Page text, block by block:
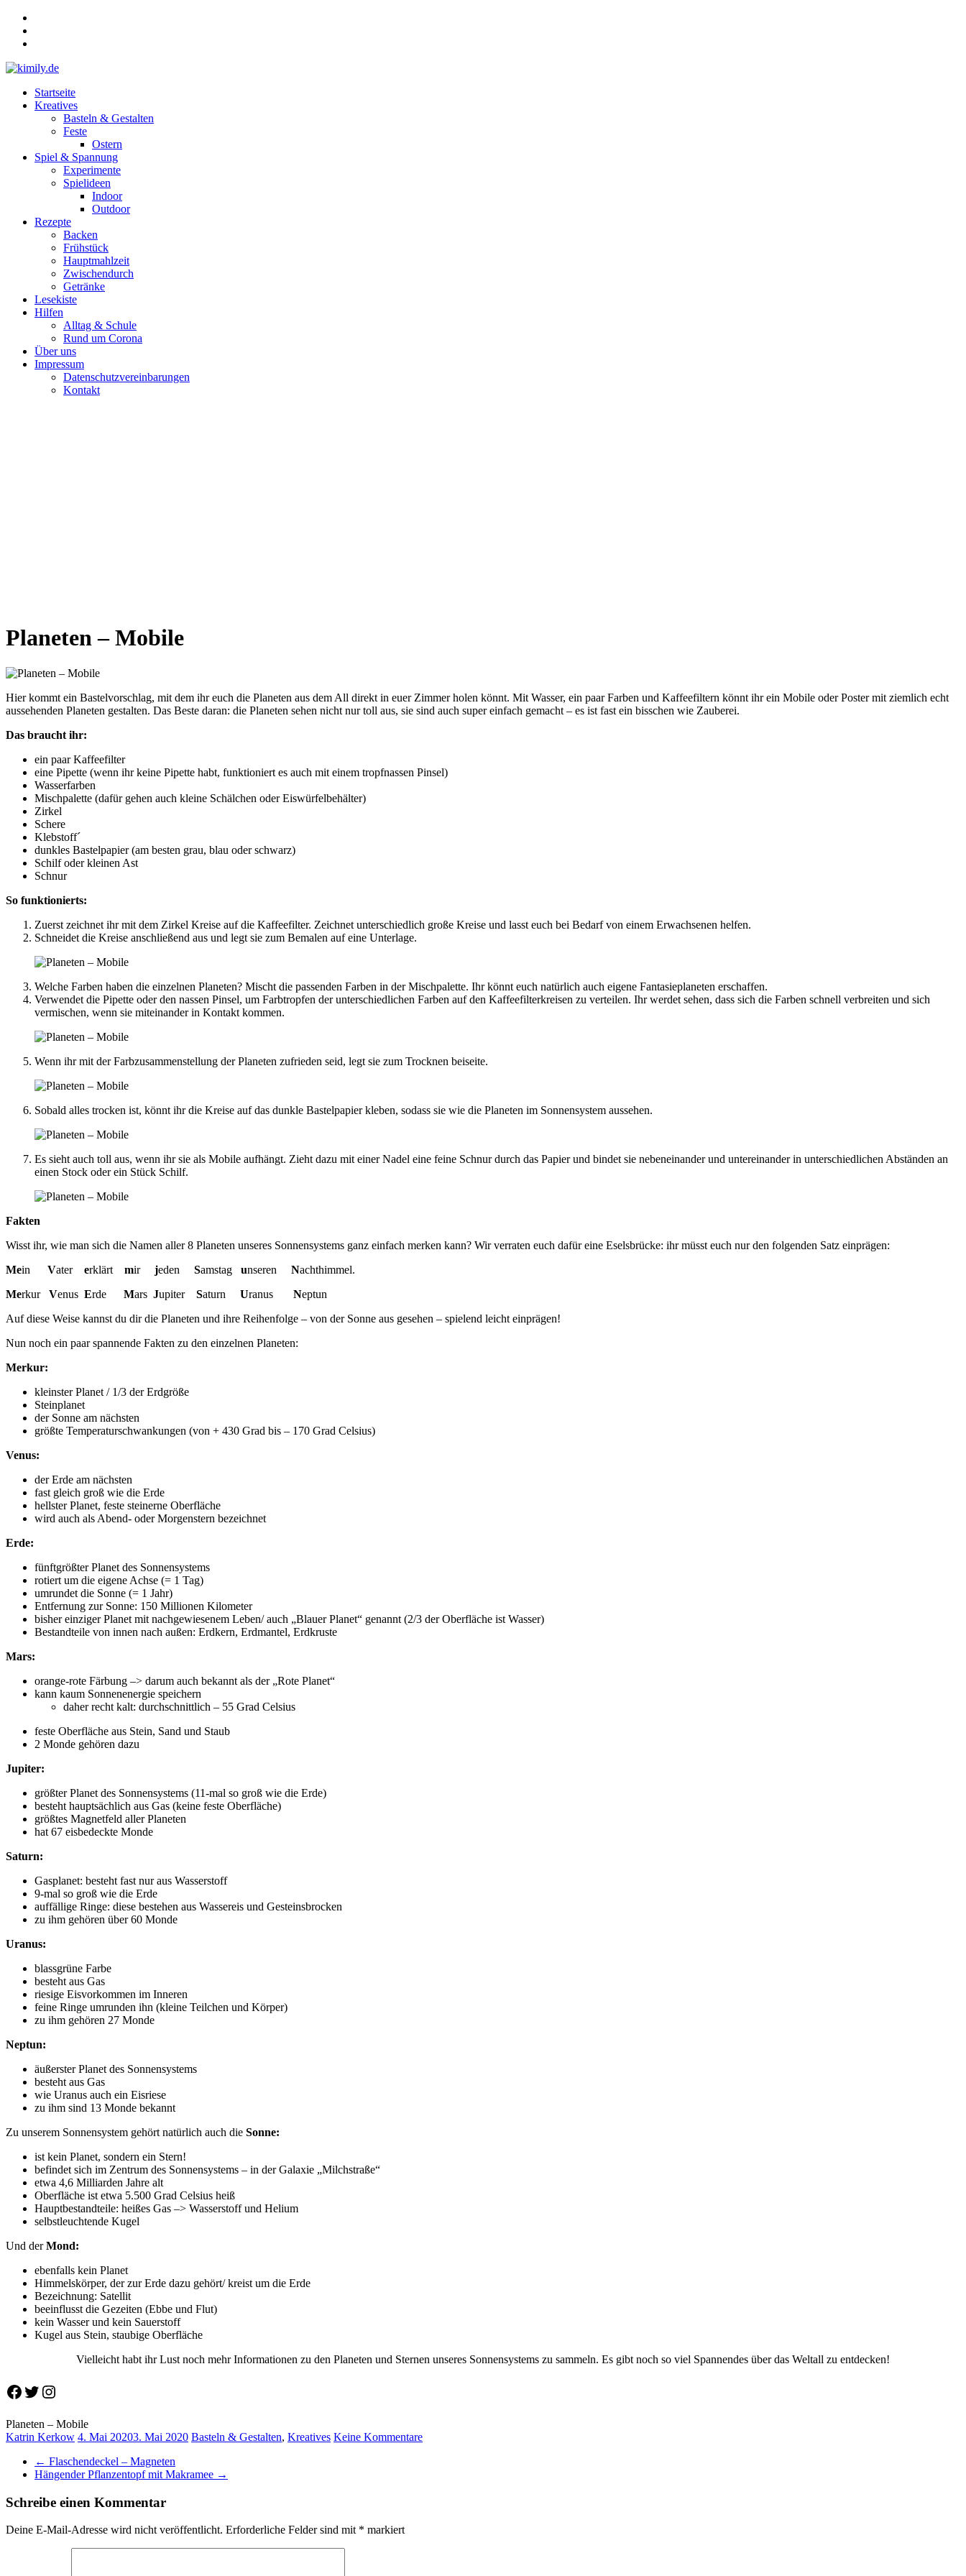
Zum
Inhalt
springen
kimily.de
faMILY
Menü
Startseite
Kreatives
Basteln & Gestalten
Feste
Ostern
Spiel & Spannung
Experimente
Spielideen
Indoor
Outdoor
Rezepte
Backen
Frühstück
Hauptmahlzeit
Zwischendurch
Getränke
Lesekiste
Hilfen
Alltag & Schule
Rund um Corona
Über uns
Impressum
Datenschutzvereinbarungen
Kontakt
Planeten – Mobile
Hier kommt ein Bastelvorschlag, mit dem ihr euch die Planeten aus dem All direkt in euer Zimmer holen könnt. Mit Wasser, ein paar Farben und Kaffeefiltern könnt ihr ein Mobile oder Poster mit ziemlich echt
aussehenden Planeten gestalten. Das Beste daran: die Planeten sehen nicht nur toll aus, sie sind auch super einfach gemacht – es ist fast ein bisschen wie Zauberei.
Das braucht ihr:
ein paar Kaffeefilter
eine Pipette (wenn ihr keine Pipette habt, funktioniert es auch mit einem tropfnassen Pinsel)
Wasserfarben
Mischpalette (dafür gehen auch kleine Schälchen oder Eiswürfelbehälter)
Zirkel
Schere
Klebstoff´
dunkles Bastelpapier (am besten grau, blau oder schwarz)
Schilf oder kleinen Ast
Schnur
So funktionierts:
Zuerst zeichnet ihr mit dem Zirkel Kreise auf die Kaffeefilter. Zeichnet unterschiedlich große Kreise und lasst euch bei Bedarf von einem Erwachsenen helfen.
Schneidet die Kreise anschließend aus und legt sie zum Bemalen auf eine Unterlage.
Welche Farben haben die einzelnen Planeten? Mischt die passenden Farben in der Mischpalette. Ihr könnt euch natürlich auch eigene Fantasieplaneten erschaffen.
Verwendet die Pipette oder den nassen Pinsel, um Farbtropfen der unterschiedlichen Farben auf den Kaffeefilterkreisen zu verteilen. Ihr werdet sehen, dass sich die Farben schnell verbreiten und sich
vermischen, wenn sie miteinander in Kontakt kommen.
Wenn ihr mit der Farbzusammenstellung der Planeten zufrieden seid, legt sie zum Trocknen beiseite.
Sobald alles trocken ist, könnt ihr die Kreise auf das dunkle Bastelpapier kleben, sodass sie wie die Planeten im Sonnensystem aussehen.
Es sieht auch toll aus, wenn ihr sie als Mobile aufhängt. Zieht dazu mit einer Nadel eine feine Schnur durch das Papier und bindet sie nebeneinander und untereinander in unterschiedlichen Abständen an
einen Stock oder ein Stück Schilf.
Fakten
Wisst ihr, wie man sich die Namen aller 8 Planeten unseres Sonnensystems ganz einfach merken kann? Wir verraten euch dafür eine Eselsbrücke: ihr müsst euch nur den folgenden Satz einprägen:
Mein Vater erklärt mir jeden Samstag unseren Nachthimmel.
Merkur Venus Erde Mars Jupiter Saturn Uranus Neptun
Auf diese Weise kannst du dir die Planeten und ihre Reihenfolge – von der Sonne aus gesehen – spielend leicht einprägen!
Nun noch ein paar spannende Fakten zu den einzelnen Planeten:
Merkur:
kleinster Planet / 1/3 der Erdgröße
Steinplanet
der Sonne am nächsten
größte Temperaturschwankungen (von + 430 Grad bis – 170 Grad Celsius)
Venus:
der Erde am nächsten
fast gleich groß wie die Erde
hellster Planet, feste steinerne Oberfläche
wird auch als Abend- oder Morgenstern bezeichnet
Erde:
fünftgrößter Planet des Sonnensystems
rotiert um die eigene Achse (= 1 Tag)
umrundet die Sonne (= 1 Jahr)
Entfernung zur Sonne: 150 Millionen Kilometer
bisher einziger Planet mit nachgewiesenem Leben/ auch „Blauer Planet“ genannt (2/3 der Oberfläche ist Wasser)
Bestandteile von innen nach außen: Erdkern, Erdmantel, Erdkruste
Mars:
orange-rote Färbung –> darum auch bekannt als der „Rote Planet“
kann kaum Sonnenenergie speichern
daher recht kalt: durchschnittlich – 55 Grad Celsius
feste Oberfläche aus Stein, Sand und Staub
2 Monde gehören dazu
Jupiter:
größter Planet des Sonnensystems (11-mal so groß wie die Erde)
besteht hauptsächlich aus Gas (keine feste Oberfläche)
größtes Magnetfeld aller Planeten
hat 67 eisbedeckte Monde
Saturn:
Gasplanet: besteht fast nur aus Wasserstoff
9-mal so groß wie die Erde
auffällige Ringe: diese bestehen aus Wassereis und Gesteinsbrocken
zu ihm gehören über 60 Monde
Uranus:
blassgrüne Farbe
besteht aus Gas
riesige Eisvorkommen im Inneren
feine Ringe umrunden ihn (kleine Teilchen und Körper)
zu ihm gehören 27 Monde
Neptun:
äußerster Planet des Sonnensystems
besteht aus Gas
wie Uranus auch ein Eisriese
zu ihm sind 13 Monde bekannt
Zu unserem Sonnensystem gehört natürlich auch die Sonne:
ist kein Planet, sondern ein Stern!
befindet sich im Zentrum des Sonnensystems – in der Galaxie „Milchstraße“
etwa 4,6 Milliarden Jahre alt
Oberfläche ist etwa 5.500 Grad Celsius heiß
Hauptbestandteile: heißes Gas –> Wasserstoff und Helium
selbstleuchtende Kugel
Und derMond:
ebenfalls kein Planet
Himmelskörper, der zur Erde dazu gehört/ kreist um die Erde
Bezeichnung: Satellit
beeinflusst die Gezeiten (Ebbe und Flut)
kein Wasser und kein Sauerstoff
Kugel aus Stein, staubige Oberfläche
Vielleicht habt ihr Lust noch mehr Informationen zu den Planeten und Sternen unseres Sonnensystems zu sammeln. Es gibt noch so viel Spannendes über das Weltall zu entdecken!
Facebook
Twitter
Instagram
Planeten – Mobile
Katrin Kerkow 4. Mai 20203. Mai 2020 Basteln & Gestalten, Kreatives Keine Kommentare
← Flaschendeckel – Magneten
Hängender Pflanzentopf mit Makramee →
Schreibe einen Kommentar
Deine E-Mail-Adresse wird nicht veröffentlicht. Erforderliche Felder sind mit * markiert